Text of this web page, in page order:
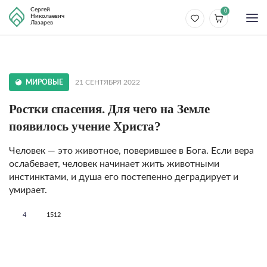
Сергей
Николаевич
Лазарев
0
МИРОВЫЕ 21 СЕНТЯБРЯ 2022
Ростки спасения. Для чего на Земле
появилось учение Христа?
Человек — это животное, поверившее в Бога. Если вера
ослабевает, человек начинает жить животными
инстинктами, и душа его постепенно деградирует и
умирает.
4 1512